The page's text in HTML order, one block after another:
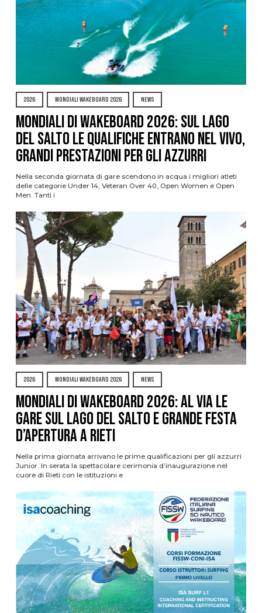
2026 MONDIALI WAKEBOARD 2026 NEWS
Mondiali di Wakeboard 2026: sul Lago
del Salto le qualifiche entrano nel vivo,
grandi prestazioni per gli azzurri
Nella seconda giornata di gare scendono in acqua i migliori atleti
delle categorie Under 14, Veteran Over 40, Open Women e Open
Men. Tanti i
2026 MONDIALI WAKEBOARD 2026 NEWS
Mondiali di Wakeboard 2026: al via le
gare sul Lago del Salto e grande festa
d’apertura a Rieti
Nella prima giornata arrivano le prime qualificazioni per gli azzurri
Junior. In serata la spettacolare cerimonia d’inaugurazione nel
cuore di Rieti con le istituzioni e